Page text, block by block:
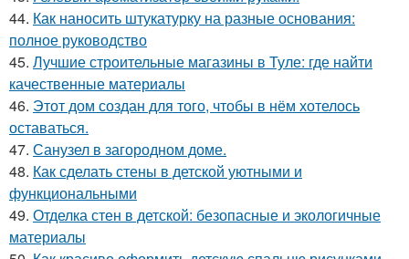
44. Как наносить штукатурку на разные основания:
полное руководство
45. Лучшие строительные магазины в Туле: где найти
качественные материалы
46. Этот дом создан для того, чтобы в нём хотелось
оставаться.
47. Санузел в загородном доме.
48. Как сделать стены в детской уютными и
функциональными
49. Отделка стен в детской: безопасные и экологичные
материалы